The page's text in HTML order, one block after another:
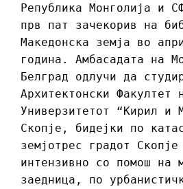
Република Монголија и
прв пат зачекорив на
Македонска земја во
година. Амбасадата на
Белград одлучи да
Архитектонски Факултет
Универзитетот “Кирил и
Скопје, бидејки по
земјотрес градот
интензивно со помош на
заедница, по